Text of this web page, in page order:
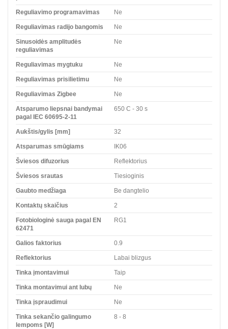
Reguliavimo programavimas Ne
Reguliavimas radijo bangomis Ne
Sinusoidės amplitudės
reguliavimas
Ne
Reguliavimas mygtuku Ne
Reguliavimas prisilietimu Ne
Reguliavimas Zigbee Ne
Atsparumo liepsnai bandymai
pagal IEC 60695-2-11
650 C - 30 s
Aukštis/gylis [mm] 32
Atsparumas smūgiams IK06
Šviesos difuzorius Reflektorius
Šviesos srautas Tiesioginis
Gaubto medžiaga Be dangtelio
Kontaktų skaičius 2
Fotobiologinė sauga pagal EN
62471
RG1
Galios faktorius 0.9
Reflektorius Labai blizgus
Tinka įmontavimui Taip
Tinka montavimui ant lubų Ne
Tinka įspraudimui Ne
Tinka sekančio galingumo
lempoms [W]
8 - 8